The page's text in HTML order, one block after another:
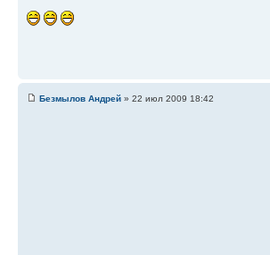
Безмылов Андрей » 22 июл 2009 18:42